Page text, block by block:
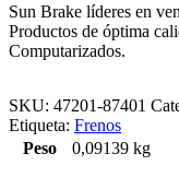
Sun Brake líderes en
Productos de óptima
Computarizados.
SKU: 47201-87401
Etiqueta: Frenos
Peso
0,09139 kg